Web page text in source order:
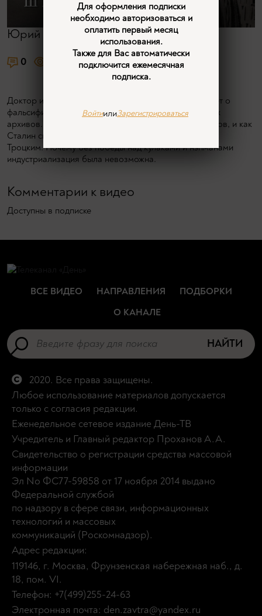
Юрий Жуков
0 4
Доктор исторических наук Юрий Жуков рассказывает о
фальсификации советской истории и тайнах закрытых
архивов. Какую политику продвигали Бухарин и Рыков, и как
Сталин сыграл на их противоречиях с Зиновьевым и
Троцким. Почему без победы над кулаками и нэпманами
индустриализация была невозможна.
Комментарии к видео
Доступны в подписке
ВСЕ ВИДЕО НАПРАВЛЕНИЯ
ПОДБОРКИ
О КАНАЛЕ
НАЙТИ
2020. Все права защищены.
Любое использование материалов допускается
только с согласия редакции.
Еженедельное сетевое издание День-ТВ
Учредитель и Главный редактор Проханов А.А.
Свидетельство о регистрации средства массовой
информации
Эл No ФС77-59858 от 17 ноября 2014 выдано
Федеральной службой
по надзору в сфере связи, информационных
технологий и массовых
коммуникаций (Роскомнадзор).
Адрес редакции:
119146, г. Москва, Фрунзенская набережная наб., д.
18, пом. VI.
Телефон: +7(499)255-24-63
Электронная почта: den.zavtra@yandex.ru
Для оформления подписки
необходимо авторизоваться и
оплатить первый месяц
использования.
Также для Вас автоматически
подключится ежемесячная
подписка.
ВойтиилиЗарегистрироваться